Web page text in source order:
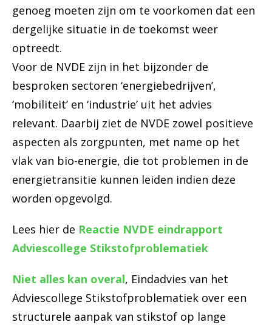
genoeg moeten zijn om te voorkomen dat een
dergelijke situatie in de toekomst weer
optreedt.
Voor de NVDE zijn in het bijzonder de
besproken sectoren ‘energiebedrijven’,
‘mobiliteit’ en ‘industrie’ uit het advies
relevant. Daarbij ziet de NVDE zowel positieve
aspecten als zorgpunten, met name op het
vlak van bio-energie, die tot problemen in de
energietransitie kunnen leiden indien deze
worden opgevolgd.
Lees hier de Reactie NVDE eindrapport
Adviescollege Stikstofproblematiek
Niet alles kan overal, Eindadvies van het
Adviescollege Stikstofproblematiek over een
structurele aanpak van stikstof op lange